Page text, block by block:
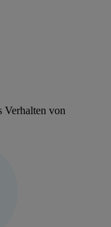
Verhalten von